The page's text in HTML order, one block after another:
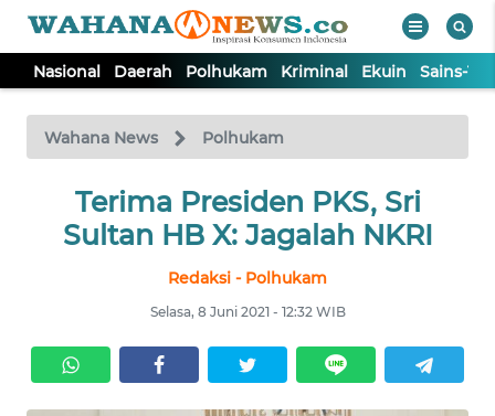
Nasional Daerah Polhukam Kriminal Ekuin Sains-
Wahana News Polhukam
Terima Presiden PKS, Sri
Sultan HB X: Jagalah NKRI
Redaksi - Polhukam
Selasa, 8 Juni 2021 - 12:32 WIB
TV
Tutup
NASIONAL
KRIMINAL